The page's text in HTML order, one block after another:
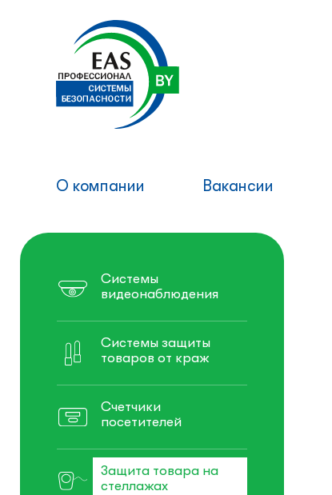
О компании Вакансии
Системы
видеонаблюдения
Системы защиты
товаров от краж
Счетчики
посетителей
Защита товара на
стеллажах